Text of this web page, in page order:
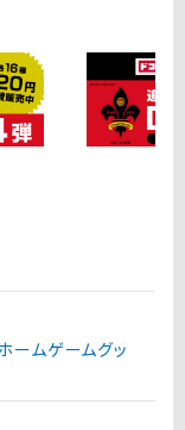
ームゲームグッ